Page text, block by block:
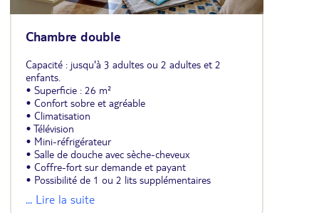
Chambre double
Capacité : jusqu'à 3 adultes ou 2 adultes et 2
enfants.
• Superficie : 26 m²
• Confort sobre et agréable
• Climatisation
• Télévision
• Mini-réfrigérateur
• Salle de douche avec sèche-cheveux
• Coffre-fort sur demande et payant
• Possibilité de 1 ou 2 lits supplémentaires
d'appoint
• Certaines avec salle de bain rafraichie ou rénovée
... Lire la suite